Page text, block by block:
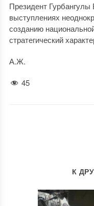
Президент
выступлениях
созданию
стратегический
А.Ж.
45
К